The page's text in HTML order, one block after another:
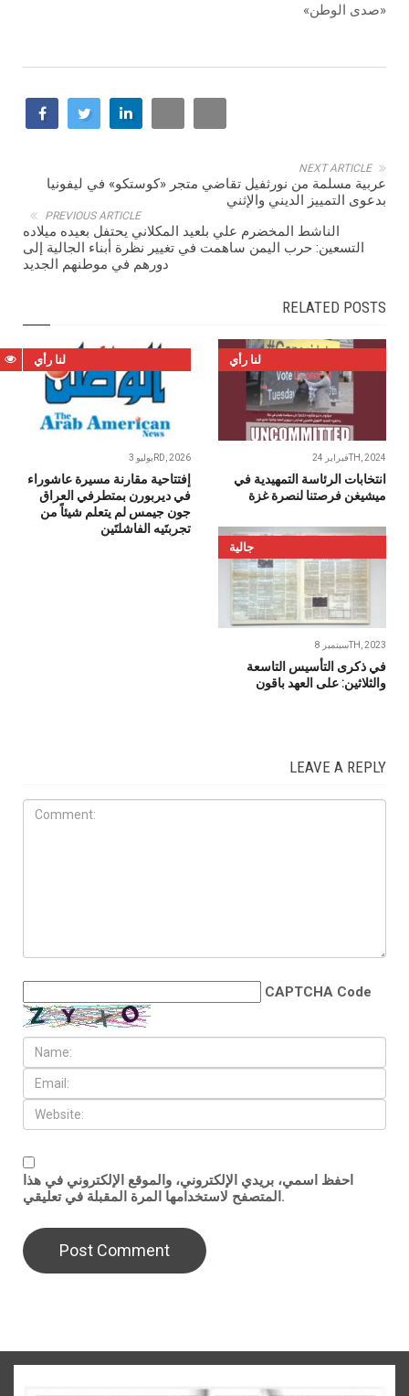
«صدى الوطن»
NEXT ARTICLE
عربية مسلمة من نورثفيل تقاضي متجر «كوستكو» في ليفونيا
بدعوى التمييز الديني والإثني
PREVIOUS ARTICLE
الناشط المخضرم علي بلعيد المكلاني يحتفل بعيده ميلاده
التسعين: حرب اليمن ساهمت في تغيير نظرة أبناء الجالية إلى
دورهم في موطنهم الجديد
RELATED POSTS
لنا رأي
يوليو 3RD, 2026
إفتتاحية مقارنة مسيرة عاشوراء
في ديربورن بمتطرفي العراق
جون جيمس لم يتعلم شيئاً من
تجربتَيه الفاشلتَين
لنا رأي
فبراير 24TH, 2024
‬ميشيغن‭ ‬فرصتنا‭ ‬لنصرة‭ ‬غزة
جالية
سبتمبر 8TH, 2023
في ذكرى التأسيس التاسعة
والثلاثين: على العهد باقون
LEAVE A REPLY
CAPTCHA Code
احفظ اسمي، بريدي الإلكتروني، والموقع الإلكتروني في هذا
المتصفح لاستخدامها المرة المقبلة في تعليقي.